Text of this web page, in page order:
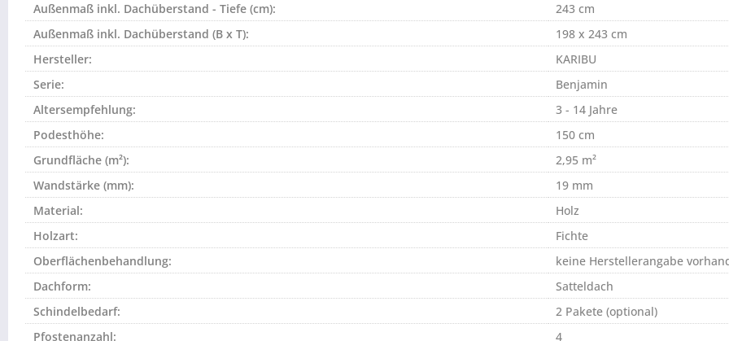
Außenmaß inkl. Dachüberstand - Tiefe (cm):
243 cm
Außenmaß inkl. Dachüberstand (B x T):
198 x 243 cm
Hersteller:
KARIBU
Serie:
Benjamin
Altersempfehlung:
3 - 14 Jahre
Podesthöhe:
150 cm
Grundfläche (m²):
2,95 m²
Wandstärke (mm):
19 mm
Material:
Holz
Holzart:
Fichte
Oberflächenbehandlung:
keine Herstellerangabe
Dachform:
Satteldach
Schindelbedarf:
2 Pakete (optional)
Pfostenanzahl:
4